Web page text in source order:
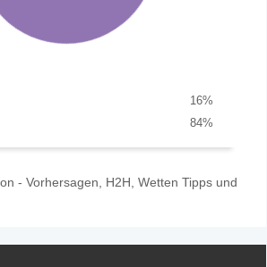
%
16
%
84
- Vorhersagen, H2H, Wetten Tipps und